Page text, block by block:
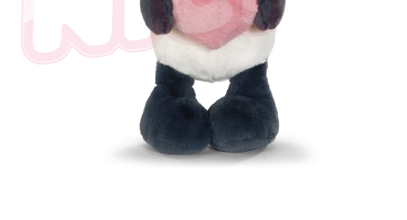
てAFTEEにご提供いただく、またはAFTEEにあなたの個人情報の収集、処
理、利用を許可することににご同意いただけない場合は、当サービスを選
択しないでください。